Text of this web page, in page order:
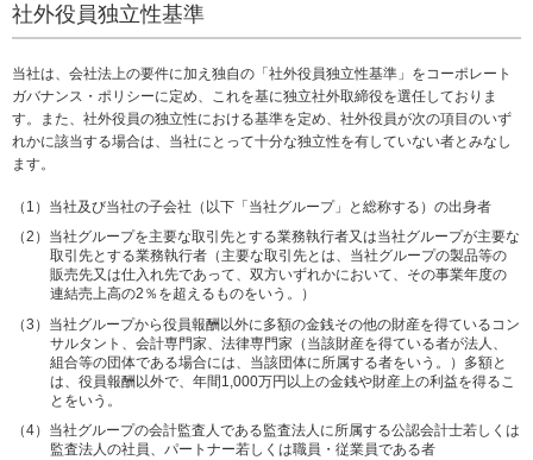
社外役員独立性基準
当社は、会社法上の要件に加え独自の「社外役員独立性基準」をコーポレート
ガバナンス・ポリシーに定め、これを基に独立社外取締役を選任しておりま
す。また、社外役員の独立性における基準を定め、社外役員が次の項目のいず
れかに該当する場合は、当社にとって十分な独立性を有していない者とみなし
ます。
当社及び当社の子会社（以下「当社グループ」と総称する）の出身者
当社グループを主要な取引先とする業務執行者又は当社グループが主要な
取引先とする業務執行者（主要な取引先とは、当社グループの製品等の
販売先又は仕入れ先であって、双方いずれかにおいて、その事業年度の
連結売上高の2％を超えるものをいう。）
当社グループから役員報酬以外に多額の金銭その他の財産を得ているコン
サルタント、会計専門家、法律専門家（当該財産を得ている者が法人、
組合等の団体である場合には、当該団体に所属する者をいう。）多額と
は、役員報酬以外で、年間1,000万円以上の金銭や財産上の利益を得るこ
とをいう。
当社グループの会計監査人である監査法人に所属する公認会計士若しくは
監査法人の社員、パートナー若しくは職員・従業員である者